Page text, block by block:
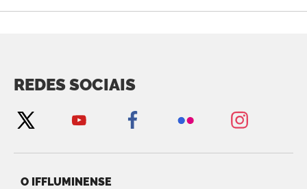
REDES SOCIAIS
O IFFLUMINENSE